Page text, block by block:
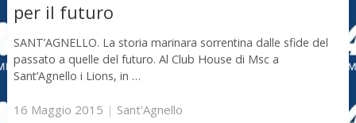
per il futuro
SANT’AGNELLO. La storia marinara sorrentina dalle sfide del
passato a quelle del futuro. Al Club House di Msc a
Sant’Agnello i Lions, in …
16 Maggio 2015 | Sant'Agnello